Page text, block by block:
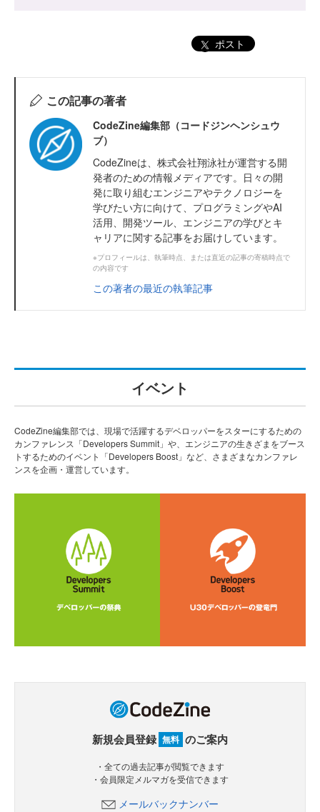
ポスト
この記事の著者
CodeZine編集部（コードジンヘンシュウ
ブ）
CodeZineは、株式会社翔泳社が運営する開
発者のための情報メディアです。日々の開
発に取り組むエンジニアやテクノロジーを
学びたい方に向けて、プログラミングやAI
活用、開発ツール、エンジニアの学びとキ
ャリアに関する記事をお届けしています。
※プロフィールは、執筆時点、または直近の記事の寄稿時点で
の内容です
この著者の最近の執筆記事
イベント
CodeZine編集部では、現場で活躍するデベロッパーをスターにするための
カンファレンス「Developers Summit」や、エンジニアの生きざまをブース
トするためのイベント「Developers Boost」など、さまざまなカンファレ
ンスを企画・運営しています。
新規会員登録 無料 のご案内
・全ての過去記事が閲覧できます
・会員限定メルマガを受信できます
メールバックナンバー